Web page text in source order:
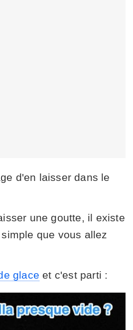
d'en laisser dans le
une goutte, il existe
que vous allez
glace et c'est parti :